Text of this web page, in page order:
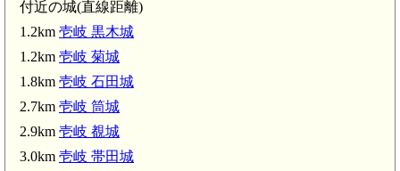
付近の城(直線距離)
1.2km 壱岐 黒木城
1.2km 壱岐 菊城
1.8km 壱岐 石田城
2.7km 壱岐 筒城
2.9km 壱岐 覩城
3.0km 壱岐 帯田城